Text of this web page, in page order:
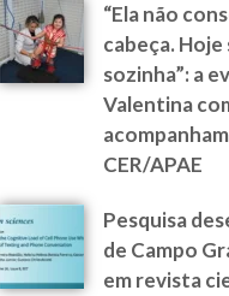
“Ela não
cabeça.
sozinha”: a
Valentina
CER/APAE
Pesquisa
de Campo
em revista